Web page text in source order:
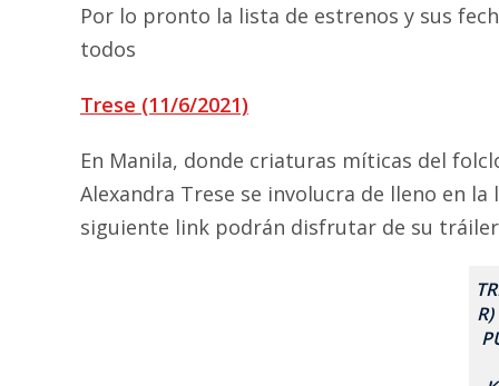
Por lo pronto la lista de estrenos y sus
todos
Trese (11/6/2021)
En Manila, donde criaturas míticas del
Alexandra Trese se involucra de lleno en
siguiente link podrán disfrutar de su